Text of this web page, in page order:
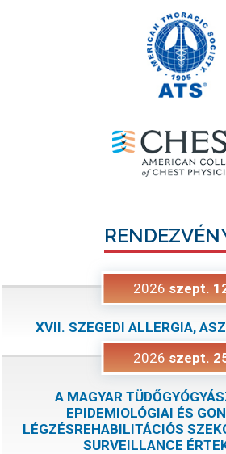
2026 szept.
XVII. SZEGEDI ALLERGIA,
2026 szept.
A MAGYAR
EPIDEMIOLÓGIAI ÉS
LÉGZÉSREHABILITÁCIÓS
SURVEILLANCE